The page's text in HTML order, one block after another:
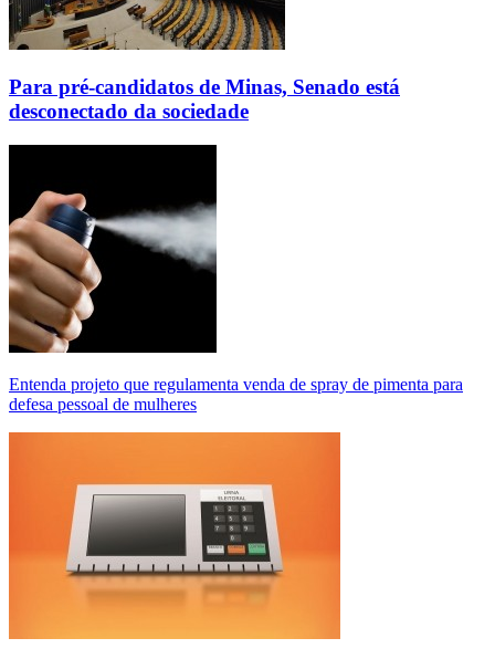
Para pré-candidatos de Minas, Senado está
desconectado da sociedade
Entenda projeto que regulamenta venda de spray de pimenta para
defesa pessoal de mulheres